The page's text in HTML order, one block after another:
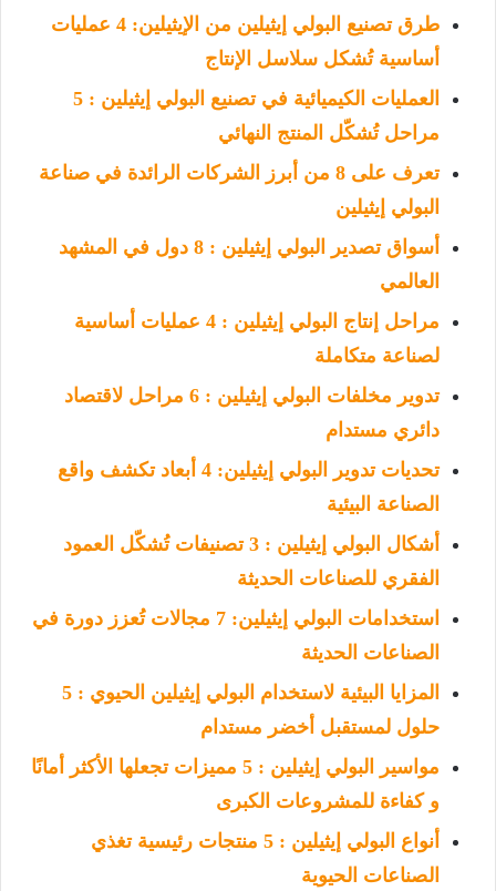
طرق تصنيع البولي إيثيلين من الإيثيلين: 4 عمليات
أساسية تُشكل سلاسل الإنتاج
العمليات الكيميائية في تصنيع البولي إيثيلين : 5
مراحل تُشكّل المنتج النهائي
تعرف على 8 من أبرز الشركات الرائدة في صناعة
البولي إيثيلين
أسواق تصدير البولي إيثيلين : 8 دول في المشهد
العالمي
مراحل إنتاج البولي إيثيلين : 4 عمليات أساسية
لصناعة متكاملة
تدوير مخلفات البولي إيثيلين : 6 مراحل لاقتصاد
دائري مستدام
تحديات تدوير البولي إيثيلين: 4 أبعاد تكشف واقع
الصناعة البيئية
أشكال البولي إيثيلين : 3 تصنيفات تُشكّل العمود
الفقري للصناعات الحديثة
استخدامات البولي إيثيلين: 7 مجالات تُعزز دورة في
الصناعات الحديثة
المزايا البيئية لاستخدام البولي إيثيلين الحيوي : 5
حلول لمستقبل أخضر مستدام
مواسير البولي إيثيلين : 5 مميزات تجعلها الأكثر أمانًا
و كفاءة للمشروعات الكبرى
أنواع البولي إيثيلين : 5 منتجات رئيسية تغذي
الصناعات الحيوية